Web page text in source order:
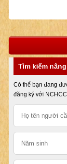
Tìm kiếm
Có thể bạn đang
đăng ký với